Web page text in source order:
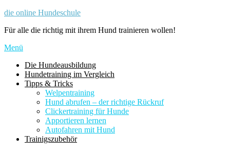
Zum
springen
die online Hundeschule
Für alle die richtig mit ihrem Hund trainieren wollen!
Menü
Die Hundeausbildung
Hundetraining im Vergleich
Tipps & Tricks
Welpentraining
Hund abrufen – der richtige Rückruf
Clickertraining für Hunde
Apportieren lernen
Autofahren mit Hund
Trainigszubehör